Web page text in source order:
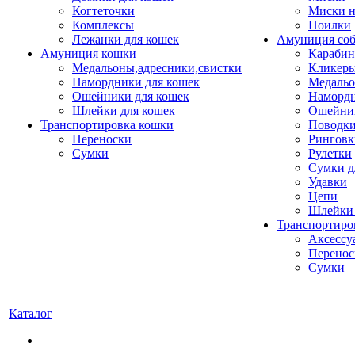
Когтеточки
Комплексы
Лежанки для кошек
Амуниция кошки
Медальоны,адресники,свистки
Намордники для кошек
Ошейники для кошек
Шлейки для кошек
Транспортировка кошки
Переноски
Сумки
Миски
Поилки
Амуниция
Рулетки
Сумки
Удавки
Цепи
Шлейки
Сумки
Каталог